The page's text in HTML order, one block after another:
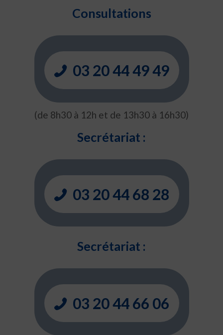
Consultations
03 20 44 49 49
(de 8h30 à 12h et de 13h30 à 16h30)
Secrétariat :
03 20 44 68 28
Secrétariat :
03 20 44 66 06